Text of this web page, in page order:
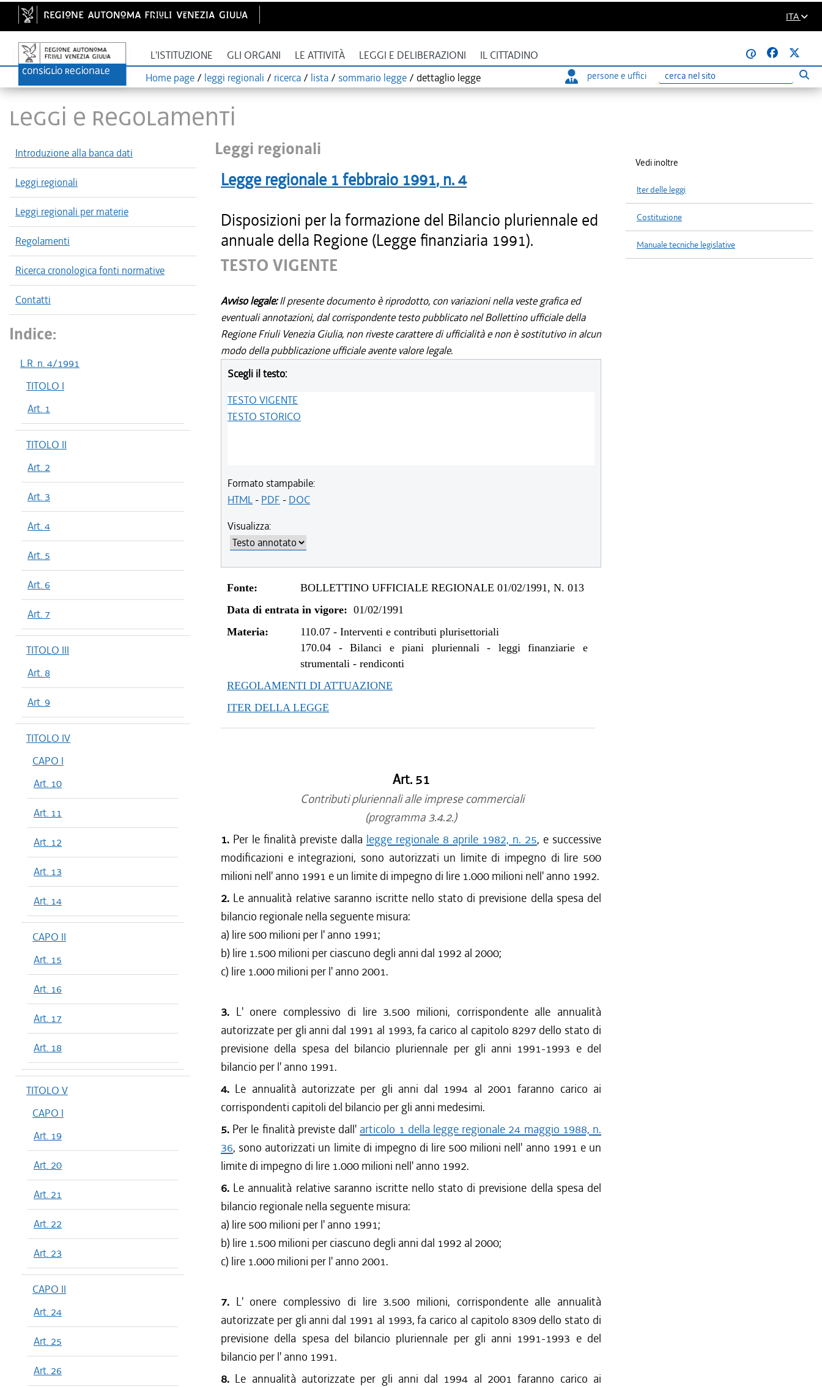
ITA
L'ISTITUZIONE GLI ORGANI LE ATTIVITÀ LEGGI E DELIBERAZIONI IL CITTADINO
@
Home page / leggi regionali / ricerca / lista / sommario legge / dettaglio legge persone e uffici
Ricerca
LEGGI E REGOLAMENTI
Introduzione alla banca dati
Leggi regionali
Leggi regionali per materie
Regolamenti
Ricerca cronologica fonti normative
Contatti
Indice:
L.R. n. 4/1991
TITOLO I
Art. 1
TITOLO II
Art. 2
Art. 3
Art. 4
Art. 5
Art. 6
Art. 7
TITOLO III
Art. 8
Art. 9
TITOLO IV
CAPO I
Art. 10
Art. 11
Art. 12
Art. 13
Art. 14
CAPO II
Art. 15
Art. 16
Art. 17
Art. 18
TITOLO V
CAPO I
Art. 19
Art. 20
Art. 21
Art. 22
Art. 23
CAPO II
Art. 24
Art. 25
Art. 26
Leggi regionali
Legge regionale 1 febbraio 1991, n.4
Disposizioni per la formazione del Bilancio pluriennale ed
annuale della Regione (Legge finanziaria 1991).
TESTO VIGENTE
Avviso legale:Il presente documento è riprodotto, con variazioni nella veste grafica ed
eventuali annotazioni, dal corrispondente testo pubblicato nel Bollettino ufficiale della
Regione Friuli Venezia Giulia, non riveste carattere di ufficialità e non è sostitutivo in alcun
modo della pubblicazione ufficiale avente valore legale.
Scegli il testo:
TESTO VIGENTE
TESTO STORICO
Formato stampabile:
HTML- PDF - DOC
Visualizza:
Fonte:
BOLLETTINO UFFICIALE REGIONALE 01/02/1991, N. 013
Data di entrata in vigore: 01/02/1991
Materia:
110.07 -Interventi e contributi plurisettoriali
170.04 -Bilanci e piani pluriennali - leggi finanziarie e
strumentali - rendiconti
REGOLAMENTI DI ATTUAZIONE
ITER DELLA LEGGE
Art. 51
Contributi pluriennali alle imprese commerciali
(programma 3.4.2.)
1. Per le finalità previste dalla legge regionale 8 aprile 1982, n. 25, e successive
modificazioni e integrazioni, sono autorizzati un limite di impegno di lire 500
milioni nell' anno 1991 e un limite di impegno di lire 1.000 milioni nell' anno 1992.
2. Le annualità relative saranno iscritte nello stato di previsione della spesa del
bilancio regionale nella seguente misura:
a) lire 500 milioni per l' anno 1991;
b) lire 1.500 milioni per ciascuno degli anni dal 1992 al 2000;
c) lire 1.000 milioni per l' anno 2001.
3. L' onere complessivo di lire 3.500 milioni, corrispondente alle annualità
autorizzate per gli anni dal 1991 al 1993, fa carico al capitolo 8297 dello stato di
previsione della spesa del bilancio pluriennale per gli anni 1991-1993 e del
bilancio per l' anno 1991.
4. Le annualità autorizzate per gli anni dal 1994 al 2001 faranno carico ai
corrispondenti capitoli del bilancio per gli anni medesimi.
5. Per le finalità previste dall' articolo 1 della legge regionale 24 maggio 1988, n.
36, sono autorizzati un limite di impegno di lire 500 milioni nell' anno 1991 e un
limite di impegno di lire 1.000 milioni nell' anno 1992.
6. Le annualità relative saranno iscritte nello stato di previsione della spesa del
bilancio regionale nella seguente misura:
a) lire 500 milioni per l' anno 1991;
b) lire 1.500 milioni per ciascuno degli anni dal 1992 al 2000;
c) lire 1.000 milioni per l' anno 2001.
7. L' onere complessivo di lire 3.500 milioni, corrispondente alle annualità
autorizzate per gli anni dal 1991 al 1993, fa carico al capitolo 8309 dello stato di
previsione della spesa del bilancio pluriennale per gli anni 1991-1993 e del
bilancio per l' anno 1991.
8. Le annualità autorizzate per gli anni dal 1994 al 2001 faranno carico ai
Vedi inoltre
Iter delle leggi
Costituzione
Manuale tecniche legislative